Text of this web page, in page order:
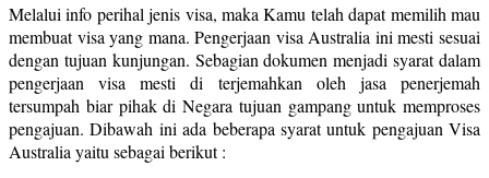
Melalui info perihal jenis visa, maka Kamu telah dapat memilih mau
membuat visa yang mana. Pengerjaan visa Australia ini mesti sesuai
dengan tujuan kunjungan. Sebagian dokumen menjadi syarat dalam
pengerjaan visa mesti di terjemahkan oleh jasa penerjemah
tersumpah biar pihak di Negara tujuan gampang untuk memproses
pengajuan. Dibawah ini ada beberapa syarat untuk pengajuan Visa
Australia yaitu sebagai berikut :